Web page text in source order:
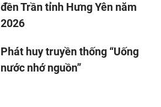
đền Trần tỉnh Hưng Yên năm
2026
Phát huy truyền thống “Uống
nước nhớ nguồn”